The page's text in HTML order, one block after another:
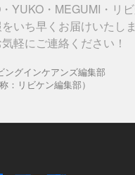
YUKO・MEGUMI・リ
いち早くお届けいたし
軽にご連絡ください！
ングインケアンズ編集部
：リビケン編集部）